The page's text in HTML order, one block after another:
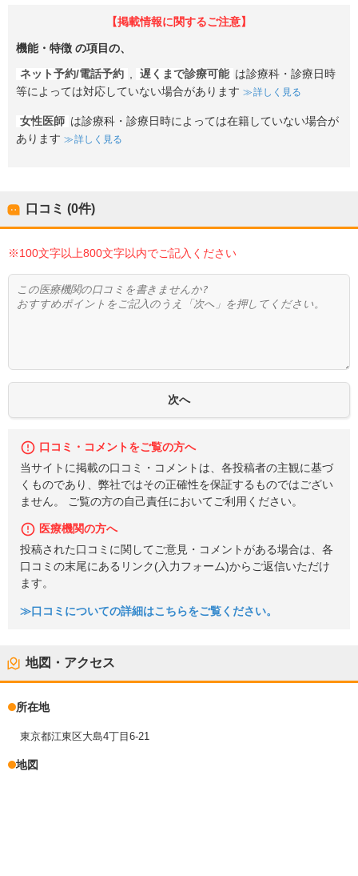
【掲載情報に関するご注意】
機能・特徴 の項目の、
ネット予約/電話予約 , 遅くまで診療可能 は診療科・診療日時
等によっては対応していない場合があります
詳しく見る
女性医師 は診療科・診療日時によっては在籍していない場合が
あります
詳しく見る
口コミ (0件)
※100文字以上800文字以内でご記入ください
口コミ・コメントをご覧の方へ
当サイトに掲載の口コミ・コメントは、各投稿者の主観に基づ
くものであり、弊社ではその正確性を保証するものではござい
ません。 ご覧の方の自己責任においてご利用ください。
医療機関の方へ
投稿された口コミに関してご意見・コメントがある場合は、各
口コミの末尾にあるリンク(入力フォーム)からご返信いただけ
ます。
≫口コミについての詳細はこちらをご覧ください。
地図・アクセス
所在地
東京都江東区大島4丁目6-21
地図